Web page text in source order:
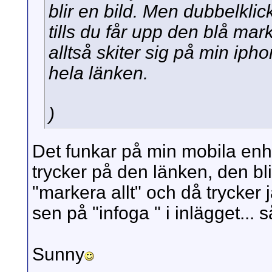
blir en bild. Men
tills du får upp den blå
alltså skiter sig på min
hela länken.
)
Det funkar på min mobila
trycker på den länken, den
"markera allt" och då trycker
sen på "infoga " i inlägget...
Sunny